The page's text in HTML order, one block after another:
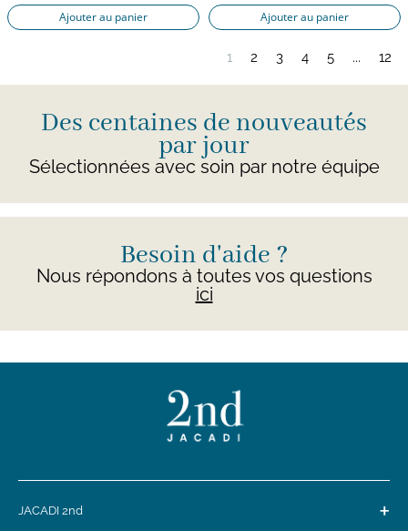
Ajouter au panier Ajouter au panier
1 2 3 4 5 ... 12
Des centaines de nouveautés
par jour
Sélectionnées avec soin par notre équipe
Besoin d'aide ?
Nous répondons à toutes vos questions
ici
JACADI 2nd +